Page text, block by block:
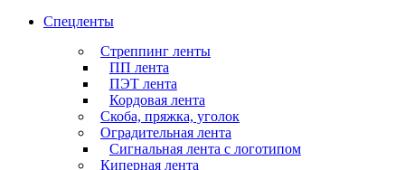
Спецленты
Стреппинг ленты
ПП лента
ПЭТ лента
Кордовая лента
Скоба, пряжка, уголок
Оградительная лента
Сигнальная лента с логотипом
Киперная лента